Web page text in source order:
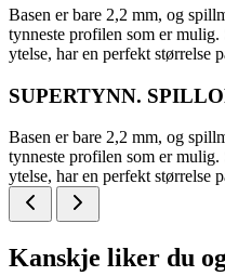
Basen er bare 2,2 mm, og
tynneste profilen som er
ytelse, har en perfekt størrelse
SUPERTYNN.
Basen er bare 2,2 mm, og
tynneste profilen som er
ytelse, har en perfekt størrelse
Kanskje liker du